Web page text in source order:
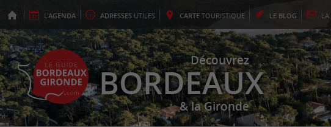
L'AGENDA ADRESSES UTILES CARTE TOURISTIQUE LE BLOG LA
Découvrez
BORDEAUX
& la Gironde